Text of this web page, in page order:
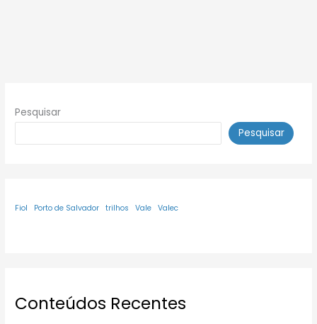
Pesquisar
Pesquisar
Fiol Porto de Salvador trilhos Vale Valec
Conteúdos Recentes